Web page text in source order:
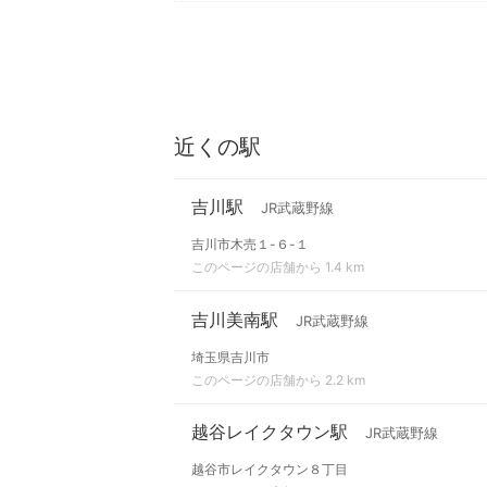
近くの駅
吉川駅 JR武蔵野線
吉川市木売１-６-１
このページの店舗から 1.4 km
吉川美南駅 JR武蔵野線
埼玉県吉川市
このページの店舗から 2.2 km
越谷レイクタウン駅 JR武蔵野線
越谷市レイクタウン８丁目